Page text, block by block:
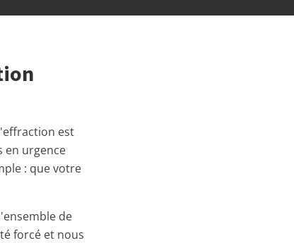
est
en urgence
: que votre
de
forcé et nous